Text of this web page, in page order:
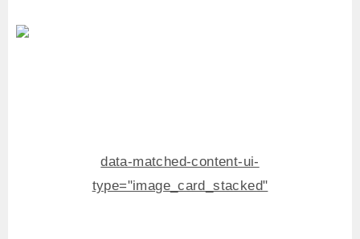
data-matched-content-ui-
type="image_card_stacked"